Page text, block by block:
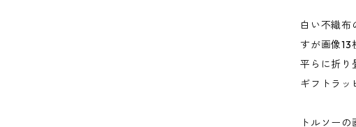
白い不織
すが画像13
平らに折り
ギフトラッ
トルソー